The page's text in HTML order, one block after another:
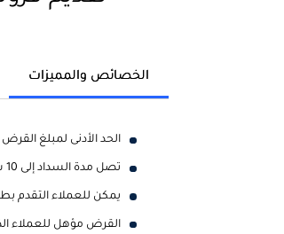
الخصائص والمميزات
الحد الأدنى لمبلغ القرض 10 آلاف جنيه مصري والحد الأقصى لمبلغ القرض 4 مليون جنيه مصري.
تصل مدة السداد إلى 10 سنوات.
يمكن للعملاء التقدم بطلب
القرض مؤهل للعملاء الذين لا يقل دخلهم عن 5